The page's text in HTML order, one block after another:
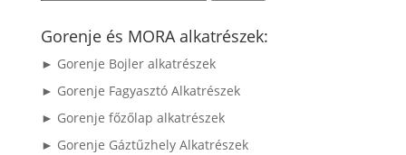
következőre:
Gorenje és MORA alkatrészek:
► Gorenje Bojler alkatrészek
► Gorenje Fagyasztó Alkatrészek
► Gorenje főzőlap alkatrészek
► Gorenje Gáztűzhely Alkatrészek